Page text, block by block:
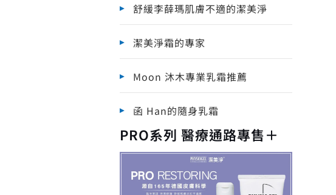
舒緩李薛瑪肌膚不適的潔美淨
潔美淨霜的專家
Moon 沐木專業乳霜推薦
函 Han的隨身乳霜
PRO系列 醫療通路專售＋